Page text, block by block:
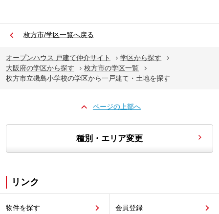
枚方市/学区一覧へ戻る
オープンハウス 戸建て仲介サイト
学区から探す
大阪府の学区から探す
枚方市の学区一覧
枚方市立磯島小学校の学区から一戸建て・土地を探す
ページの上部へ
種別・エリア変更
リンク
物件を探す 会員登録